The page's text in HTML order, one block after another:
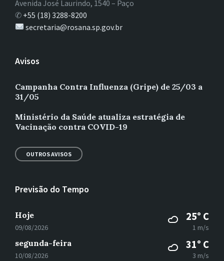
Avenida José Laurindo, 1540 – Paço
✆ +55 (18) 3288-8200
secretaria@rosana.sp.gov.br
Avisos
Campanha Contra Influenza (Gripe) de 25/03 a
31/05
Ministério da Saúde atualiza estratégia de
Vacinação contra COVID-19
OUTROS AVISOS
Previsão do Tempo
Hoje
09/08/2026
25° C
1 m/s
segunda-feira
10/08/2026
31° C
3 m/s